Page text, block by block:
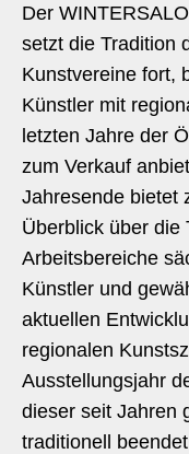
Der
setzt die Tradition
Kunstvereine fort,
Künstler mit
letzten Jahre der
zum Verkauf
Jahresende bietet
Überblick über die
Arbeitsbereiche
Künstler und
aktuellen
regionalen
Ausstellungsjahr
dieser seit Jahren
traditionell